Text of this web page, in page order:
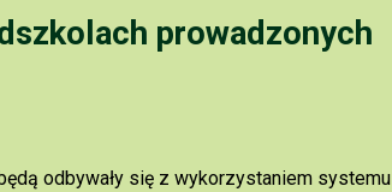
prowadzonych
odbywały się z wykorzystaniem systemu